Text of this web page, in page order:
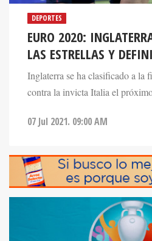
DEPORTES
EURO 2020:
LAS ESTRELLAS Y
Inglaterra se ha clasificado a la
contra la invicta Italia el
07 Jul 2021. 09:00 AM